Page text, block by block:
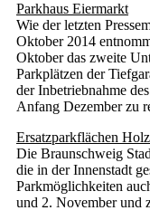
Parkhaus Eiermarkt
Wie der letzten
Oktober 2014
Oktober das zweite
Parkplätzen der
der Inbetriebnahme
Anfang Dezember zu
Ersatzparkflächen
Die Braunschweig
die in der Innenstadt
Parkmöglichkeiten
und 2. November und